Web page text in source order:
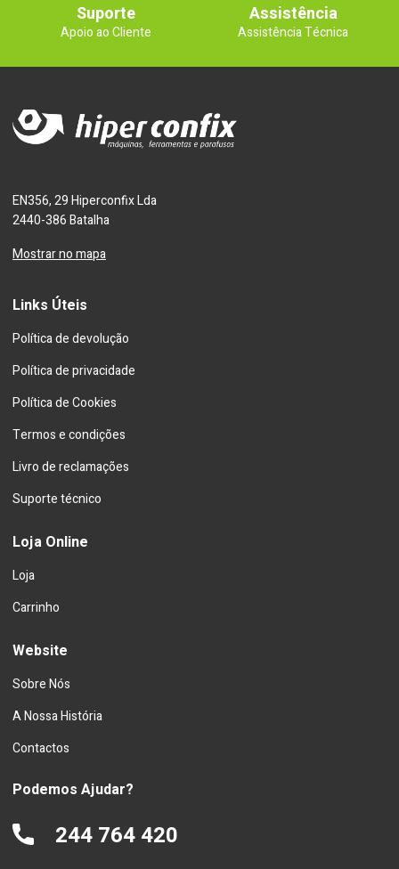
Suporte
Apoio ao Cliente
Assistência
Assistência Técnica
EN356, 29 Hiperconfix Lda
2440-386 Batalha
Mostrar no mapa
Links Úteis
Política de devolução
Política de privacidade
Política de Cookies
Termos e condições
Livro de reclamações
Suporte técnico
Loja Online
Loja
Carrinho
Website
Sobre Nós
A Nossa História
Contactos
Podemos Ajudar?
244 764 420